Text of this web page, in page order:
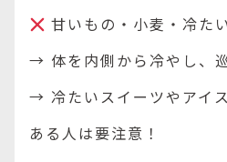
甘いもの・小麦・冷た
→ 体を内側から冷やし、
→ 冷たいスイーツやアイ
ある人は要注意！